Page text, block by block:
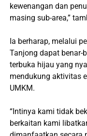
kewenangan dan
masing sub-area,”
Ia berharap, melalui
Tanjong dapat benar-
terbuka hijau yang
mendukung aktivitas
UMKM.
“Intinya kami tidak
berkaitan kami